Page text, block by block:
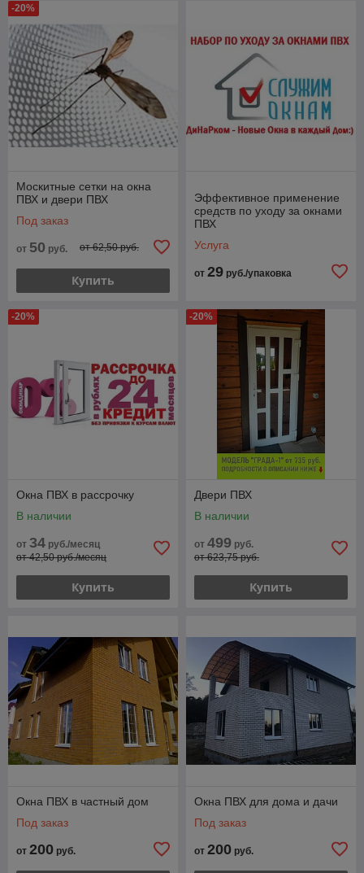
-20%
Москитные сетки на окна
ПВХ и двери ПВХ
Под заказ
от 50 руб. от 62,50 руб.
Купить
Эффективное применение
средств по уходу за окнами
ПВХ
Услуга
от 29 руб./упаковка
-20%
Окна ПВХ в рассрочку
В наличии
от 34 руб./месяц
от 42,50 руб./месяц
Купить
-20%
Двери ПВХ
В наличии
от 499 руб.
от 623,75 руб.
Купить
Окна ПВХ в частный дом
Под заказ
от 200 руб.
Окна ПВХ для дома и дачи
Под заказ
от 200 руб.